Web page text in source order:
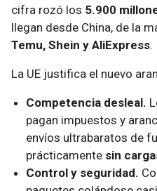
cifra rozó los 5.900
llegan desde China, de la
Temu, Shein y AliExpress.
La UE justifica el nuevo
Competencia desleal.
pagan impuestos y
envíos ultrabaratos de
prácticamente sin
Control y seguridad.